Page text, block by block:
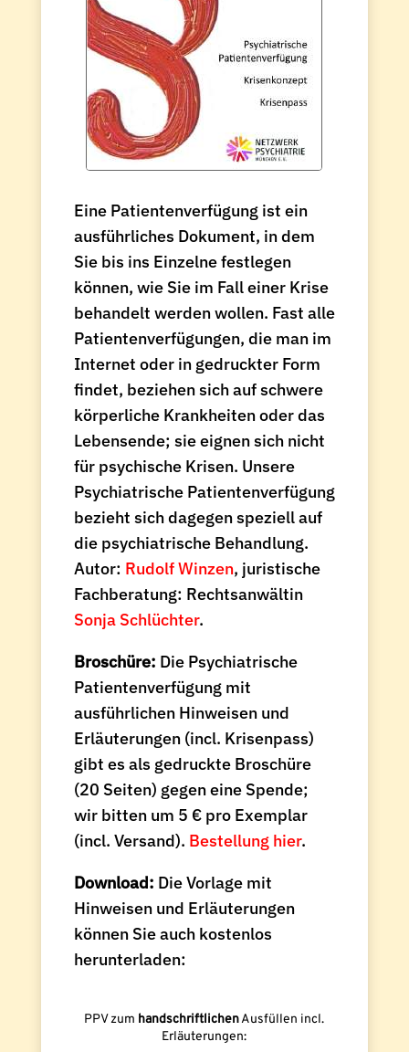
Eine Patientenverfügung ist ein
ausführliches Dokument, in dem
Sie bis ins Einzelne festlegen
können, wie Sie im Fall einer Krise
behandelt werden wollen. Fast alle
Patientenverfügungen, die man im
Internet oder in gedruckter Form
findet, beziehen sich auf schwere
körperliche Krankheiten oder das
Lebensende; sie eignen sich nicht
für psychische Krisen. Unsere
Psychiatrische Patientenverfügung
bezieht sich dagegen speziell auf
die psychiatrische Behandlung.
Autor: Rudolf Winzen, juristische
Fachberatung: Rechtsanwältin
Sonja Schlüchter.
Broschüre: Die Psychiatrische
Patientenverfügung mit
ausführlichen Hinweisen und
Erläuterungen (incl. Krisenpass)
gibt es als gedruckte Broschüre
(20 Seiten) gegen eine Spende;
wir bitten um 5 € pro Exemplar
(incl. Versand). Bestellung hier.
Download: Die Vorlage mit
Hinweisen und Erläuterungen
können Sie auch kostenlos
herunterladen:
PPV zum handschriftlichenAusfüllen incl.
Erläuterungen: